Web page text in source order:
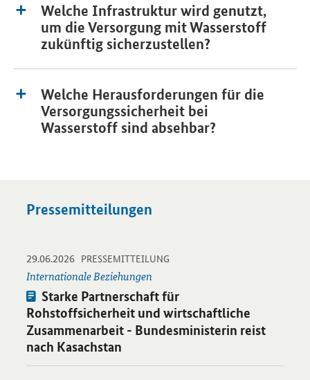
Welche Infrastruktur wird genutzt,
um die Versorgung mit Wasserstoff
zukünftig sicherzustellen?
Welche Herausforderungen für die
Versorgungssicherheit bei
Wasserstoff sind absehbar?
Pressemitteilungen
29.06.2026 -
PRESSEMITTEILUNG
Internationale Beziehungen
Pressemitteilung:
Starke Partnerschaft für
Rohstoffsicherheit und wirtschaftliche
Zusammenarbeit - Bundesministerin reist
nach Kasachstan
Öffnet Einzelsicht